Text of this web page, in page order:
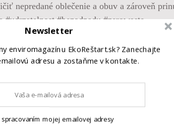
nepredané oblečenie a obuv a zároveň
#bezodpadu #zerowaste
Newsletter
enviromagazínu EkoReštart.sk? Zanechajte
adresu a zostaňme v kontakte.
spracovaním mojej emailovej adresy